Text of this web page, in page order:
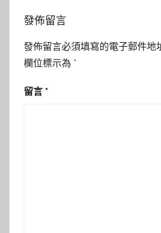
發佈留言
發佈留言必須填寫的電子郵件地
欄位標示為 *
留言 *